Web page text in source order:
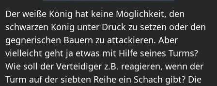
Der weiße König hat keine Möglichkeit, den
schwarzen König unter Druck zu setzen oder den
gegnerischen Bauern zu attackieren. Aber
vielleicht geht ja etwas mit Hilfe seines Turms?
Wie soll der Verteidiger z.B. reagieren, wenn der
Turm auf der siebten Reihe ein Schach gibt? Die